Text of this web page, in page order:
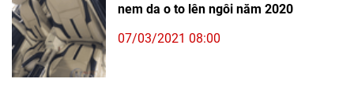
nem da o to lên ngôi năm 2020
07/03/2021 08:00